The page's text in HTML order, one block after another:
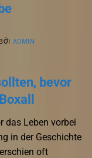
BỞI ADMIN
bevor
das Leben vorbei
in der Geschichte
oft